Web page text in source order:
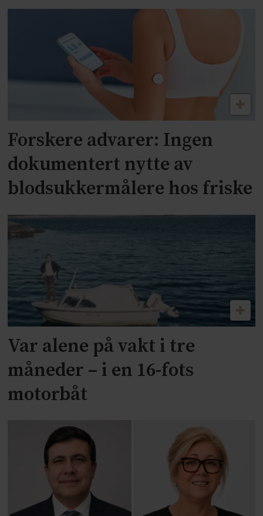
Forskere advarer: Ingen
dokumentert nytte av
blodsukkermålere hos friske
Var alene på vakt i tre
måneder – i en 16-fots
motorbåt